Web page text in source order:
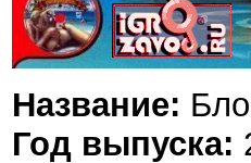
Название:
Год выпуска: